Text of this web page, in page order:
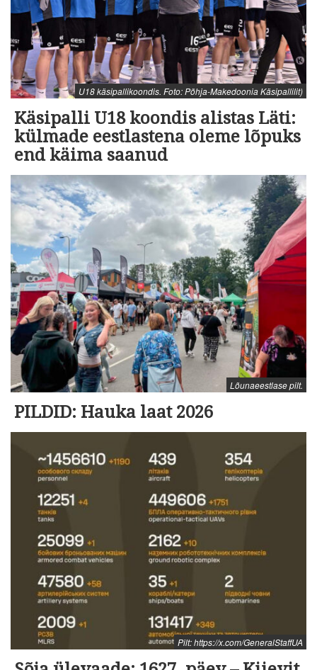
U18 käsipallikoondis. Foto: Põhja-Makedoonia Käsipallilit)
Käsipalli U18 koondis alistas Läti:
külmade eestlastena oleme lõpuks
end käima saanud
Lõunaeestlase pilt.
PILDID: Hauka laat 2026
Pilt: https://x.com/GeneralStaffUA